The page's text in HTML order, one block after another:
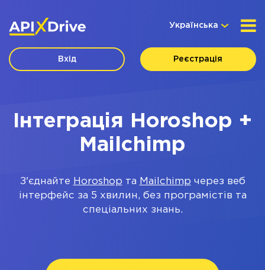
Українська
Вхід Реєстрація
Інтеграція Horoshop +
Mailchimp
З'єднайте Horoshop та Mailchimp через веб
інтерфейс за 5 хвилин, без програмістів та
спеціальних знань.